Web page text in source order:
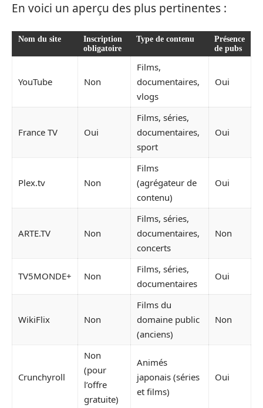
En voici un aperçu des plus pertinentes :
Nom du site
Inscription
obligatoire
Type de contenu
Présence
de pubs
YouTube Non
Films,
documentaires,
vlogs
Oui
France TV Oui
Films, séries,
documentaires,
sport
Oui
Plex.tv Non
Films
(agrégateur de
contenu)
Oui
ARTE.TV Non
Films, séries,
documentaires,
concerts
Non
TV5MONDE+ Non
Films, séries,
documentaires
Oui
WikiFlix Non
Films du
domaine public
(anciens)
Non
Crunchyroll
Non
(pour
l’offre
gratuite)
Animés
japonais (séries
et films)
Oui